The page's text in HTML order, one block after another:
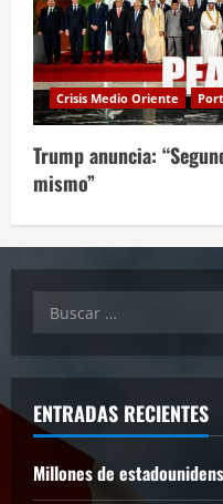
Crisis Medio Oriente
Trump anuncia:
mismo”
Buscar:
ENTRADAS RECIENTES
Millones de